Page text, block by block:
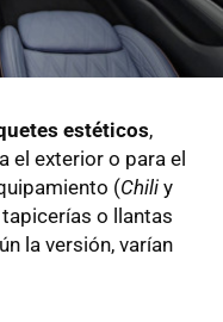
estéticos,
el exterior o para el
(Chili y
o llantas
la versión, varían